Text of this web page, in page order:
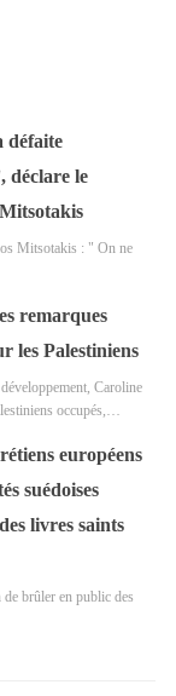
défaite
déclare le
Mitsotakis : " On ne
remarques
les Palestiniens
Caroline
occupés,…
européens
suédoises
livres saints
brûler en public des